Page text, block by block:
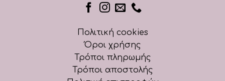
Πολιτική cookies
Όροι χρήσης
Τρόποι πληρωμής
Τρόποι αποστολής